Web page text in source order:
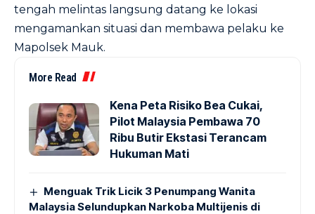
tengah melintas langsung datang ke lokasi
mengamankan situasi dan membawa pelaku ke
Mapolsek Mauk.
More Read
Kena Peta Risiko Bea Cukai,
Pilot Malaysia Pembawa 70
Ribu Butir Ekstasi Terancam
Hukuman Mati
Menguak Trik Licik 3 Penumpang Wanita
Malaysia Selundupkan Narkoba Multijenis di